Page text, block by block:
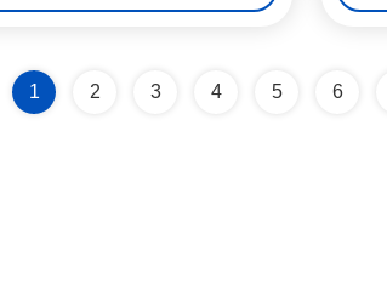
1 2 3 4 5 6